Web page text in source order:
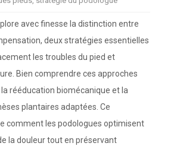
avec finesse la distinction entre
deux stratégies essentielles
les troubles du pied et
Bien comprendre ces approches
rééducation biomécanique et la
plantaires adaptées. Ce
comment les podologues optimisent
la douleur tout en préservant